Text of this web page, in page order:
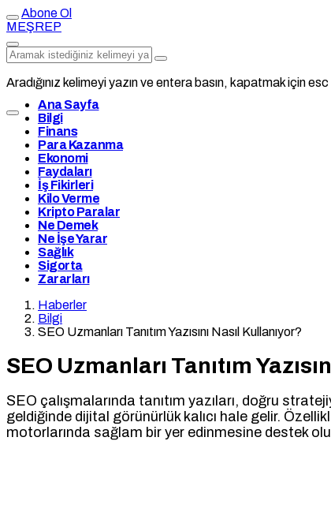
Abone Ol
MEŞREP
Aradığınız kelimeyi yazın ve entera basın, kapatmak için esc
Ana Sayfa
Bilgi
Finans
Para Kazanma
Ekonomi
Faydaları
İş Fikirleri
Kilo Verme
Kripto Paralar
Ne Demek
Ne İşe Yarar
Sağlık
Sigorta
Zararları
Haberler
Bilgi
SEO Uzmanları Tanıtım Yazısını Nasıl Kullanıyor?
SEO Uzmanları Tanıtım
SEO çalışmalarında tanıtım yazıları, doğru
geldiğinde dijital görünürlük kalıcı hale gelir.
motorlarında sağlam bir yer edinmesine destek